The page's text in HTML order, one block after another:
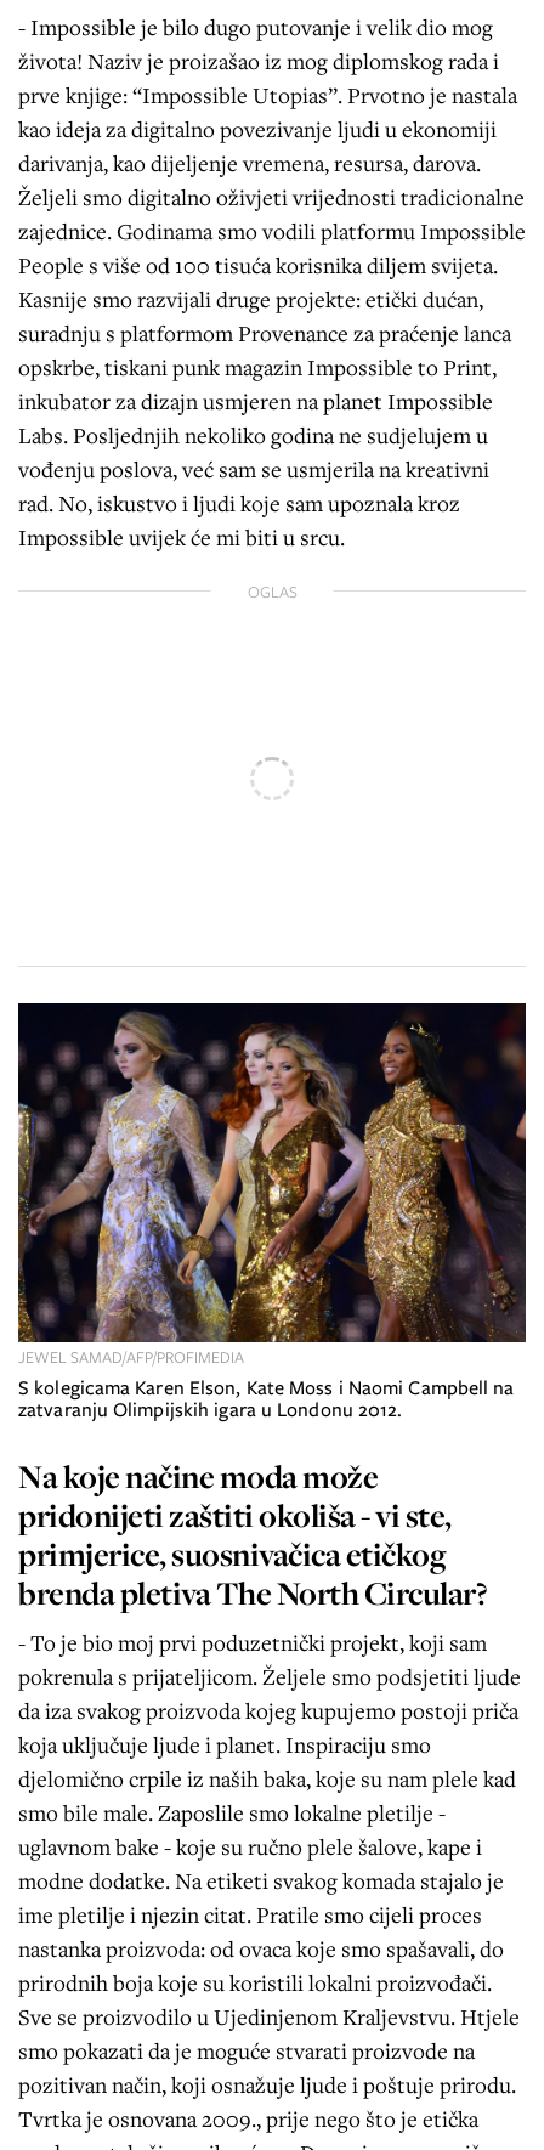
- Impossible je bilo dugo putovanje i velik dio mog
života! Naziv je proizašao iz mog diplomskog rada i
prve knjige: “Impossible Utopias”. Prvotno je nastala
kao ideja za digitalno povezivanje ljudi u ekonomiji
darivanja, kao dijeljenje vremena, resursa, darova.
Željeli smo digitalno oživjeti vrijednosti tradicionalne
zajednice. Godinama smo vodili platformu Impossible
People s više od 100 tisuća korisnika diljem svijeta.
Kasnije smo razvijali druge projekte: etički dućan,
suradnju s platformom Provenance za praćenje lanca
opskrbe, tiskani punk magazin Impossible to Print,
inkubator za dizajn usmjeren na planet Impossible
Labs. Posljednjih nekoliko godina ne sudjelujem u
vođenju poslova, već sam se usmjerila na kreativni
rad. No, iskustvo i ljudi koje sam upoznala kroz
Impossible uvijek će mi biti u srcu.
OGLAS
S kolegicama Karen Elson, Kate Moss i Naomi Campbell na
zatvaranju Olimpijskih igara u Londonu 2012.
JEWEL SAMAD/AFP/PROFIMEDIA
Na koje načine moda može
pridonijeti zaštiti okoliša - vi ste,
primjerice, suosnivačica etičkog
brenda pletiva The North Circular?
- To je bio moj prvi poduzetnički projekt, koji sam
pokrenula s prijateljicom. Željele smo podsjetiti ljude
da iza svakog proizvoda kojeg kupujemo postoji priča
koja uključuje ljude i planet. Inspiraciju smo
djelomično crpile iz naših baka, koje su nam plele kad
smo bile male. Zaposlile smo lokalne pletilje -
uglavnom bake - koje su ručno plele šalove, kape i
modne dodatke. Na etiketi svakog komada stajalo je
ime pletilje i njezin citat. Pratile smo cijeli proces
nastanka proizvoda: od ovaca koje smo spašavali, do
prirodnih boja koje su koristili lokalni proizvođači.
Sve se proizvodilo u Ujedinjenom Kraljevstvu. Htjele
smo pokazati da je moguće stvarati proizvode na
pozitivan način, koji osnažuje ljude i poštuje prirodu.
Tvrtka je osnovana 2009., prije nego što je etička